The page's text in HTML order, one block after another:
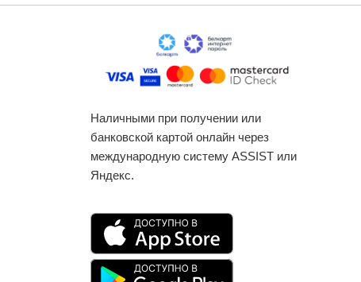
Наличными при получении или
банковской картой онлайн через
международную систему ASSIST или
Яндекс.